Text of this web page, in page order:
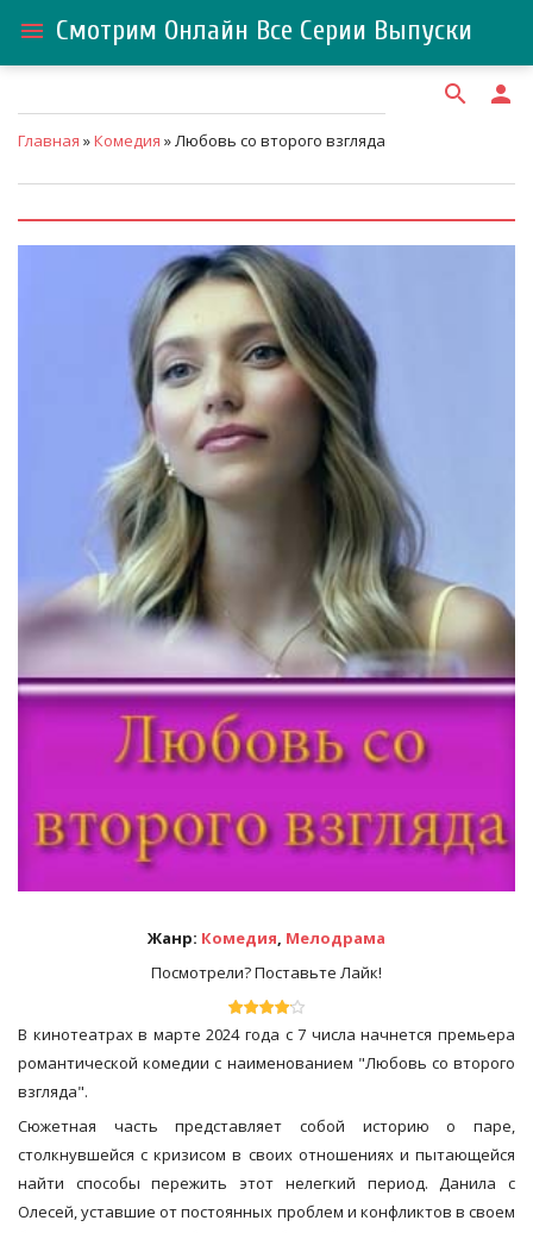
menu Смотрим Онлайн Все Серии Выпуски
search person
Главная »Комедия » Любовь со второго взгляда
Жанр: Комедия, Мелодрама
Посмотрели? Поставьте Лайк!
В кинотеатрах в марте 2024 года с 7 числа начнется премьера
романтической комедии с наименованием "Любовь со второго
взгляда".
Сюжетная часть представляет собой историю о паре,
столкнувшейся с кризисом в своих отношениях и пытающейся
найти способы пережить этот нелегкий период. Данила с
Олесей, уставшие от постоянных проблем и конфликтов в своем